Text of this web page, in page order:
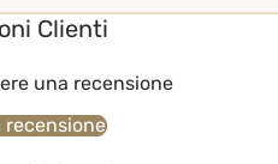
Clienti
una recensione
recensione